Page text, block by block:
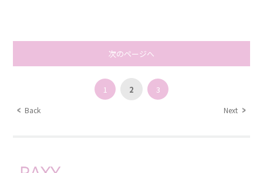
次のページへ
Back
1 2 3
Next